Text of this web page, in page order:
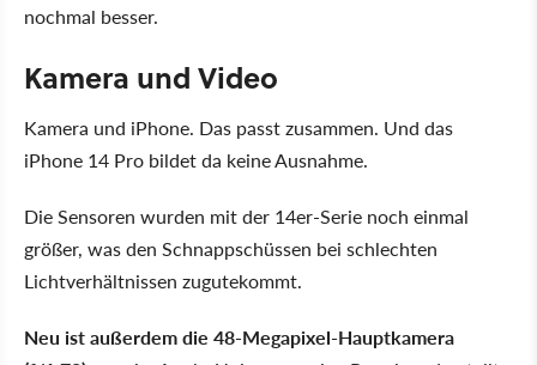
nochmal besser.
Kamera und Video
Kamera und iPhone. Das passt zusammen. Und das
iPhone 14 Pro bildet da keine Ausnahme.
Die Sensoren wurden mit der 14er-Serie noch einmal
größer, was den Schnappschüssen bei schlechten
Lichtverhältnissen zugutekommt.
Neu ist außerdem die 48-Megapixel-Hauptkamera